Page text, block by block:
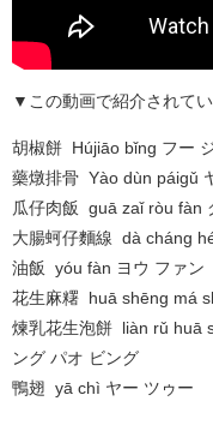
▼この動画で紹介されて
胡椒餅 Hújiāo bǐng フー
藥燉排骨 Yào dùn páigǔ
瓜仔肉飯 guā zaǐ ròu fàn
大腸蚵仔麵線 dà cháng
油飯 yóu fàn ヨウ ファン
花生麻糬 huā shēng má
煉乳花生泡餅 liàn rǔ huā
ング パオ ビング
鴨翅 yā chì ヤー ツゥー